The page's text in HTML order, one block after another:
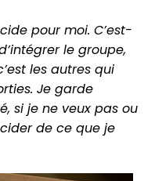
pour moi. C’est-
le groupe,
les autres qui
Je garde
si je ne veux pas ou
de ce que je